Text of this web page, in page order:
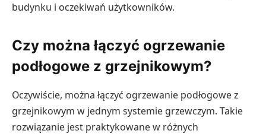
budynku i oczekiwań użytkowników.
Czy można łączyć ogrzewanie
podłogowe z grzejnikowym?
Oczywiście, można łączyć ogrzewanie podłogowe z
grzejnikowym w jednym systemie grzewczym. Takie
rozwiązanie jest praktykowane w różnych